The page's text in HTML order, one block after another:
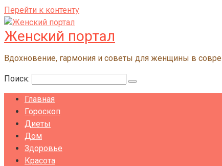
Перейти к контенту
Женский портал
Вдохновение, гармония и советы для женщины в
Поиск:
Главная
Гороскоп
Диеты
Дом
Здоровье
Красота